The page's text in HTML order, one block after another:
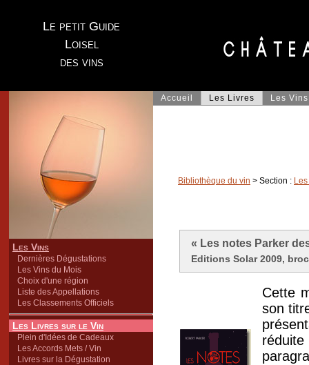
Le petit Guide
Loisel
des vins
Les Vins
Dernières Dégustations
Les Vins du Mois
Choix d'une région
Liste des Appellations
Les Classements Officiels
Les Livres sur le Vin
Plein d'Idées de Cadeaux
Les Accords Mets / Vin
Livres sur la Dégustation
Accueil Les Livres Les Vins
Bibliothèque du vin > Section :
« Les notes Parker
Editions Solar 2009,
Cette
son